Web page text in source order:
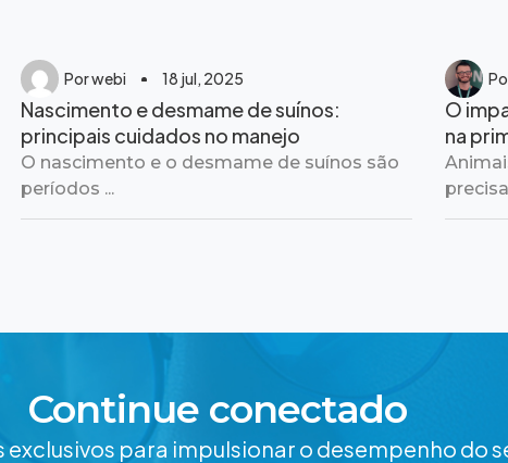
Porwebi 18 jul, 2025
Nascimento e desmame de suínos:
principais cuidados no manejo
O nascimento e o desmame de suínos são
períodos ...
O
na
Continue conectado
exclusivos para impulsionar o desempenho do